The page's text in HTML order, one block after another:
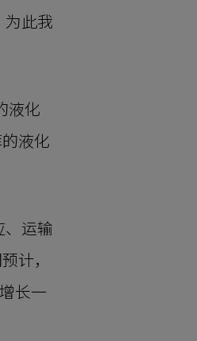
为此我
液化
液化
、运输
计，
长一